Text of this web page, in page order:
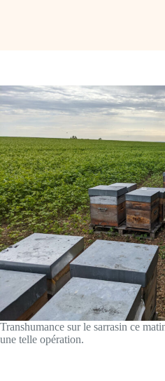
Transhumance sur le sarrasin ce
une telle opération.